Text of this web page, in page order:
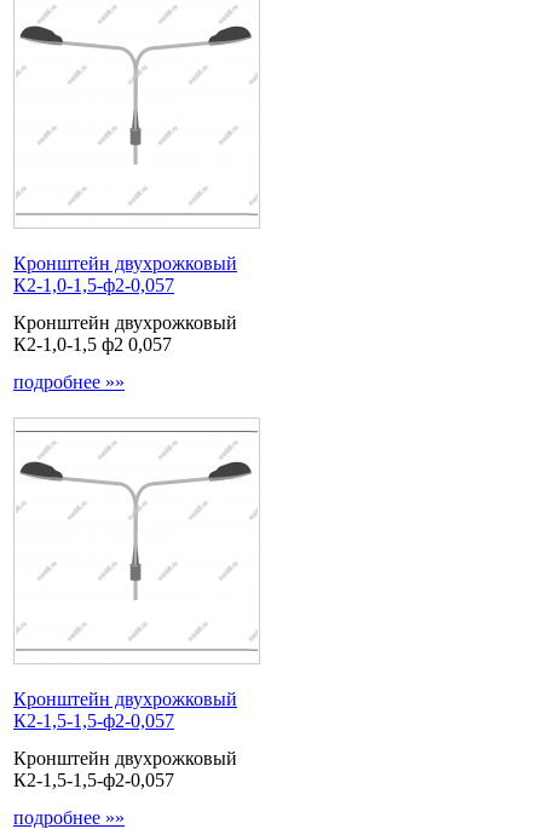
Кронштейн двухрожковый
К2-1,0-1,5-ф2-0,057
Кронштейн двухрожковый
К2-1,0-1,5 ф2 0,057
подробнее »»
Кронштейн двухрожковый
К2-1,5-1,5-ф2-0,057
Кронштейн двухрожковый
К2-1,5-1,5-ф2-0,057
подробнее »»